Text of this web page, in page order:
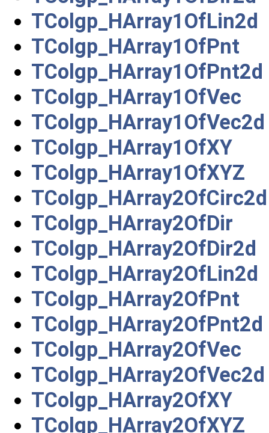
TColgp_HArray1OfLin2d
TColgp_HArray1OfPnt
TColgp_HArray1OfPnt2d
TColgp_HArray1OfVec
TColgp_HArray1OfVec2d
TColgp_HArray1OfXY
TColgp_HArray1OfXYZ
TColgp_HArray2OfCirc2d
TColgp_HArray2OfDir
TColgp_HArray2OfDir2d
TColgp_HArray2OfLin2d
TColgp_HArray2OfPnt
TColgp_HArray2OfPnt2d
TColgp_HArray2OfVec
TColgp_HArray2OfVec2d
TColgp_HArray2OfXY
TColgp_HArray2OfXYZ